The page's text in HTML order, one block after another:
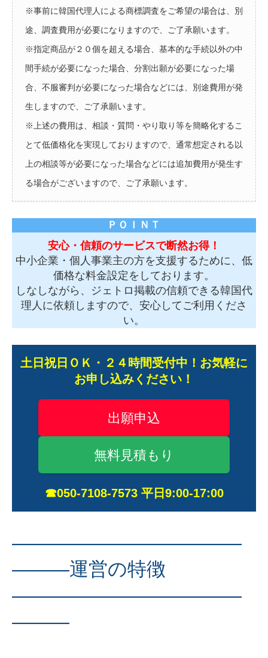
※事前に韓国代理人による商標調査をご希望の場合は、別
途、調査費用が必要になりますので、ご了承願います。
※指定商品が２０個を超える場合、基本的な手続以外の中
間手続が必要になった場合、分割出願が必要になった場
合、不服審判が必要になった場合などには、別途費用が発
生しますので、ご了承願います。
※上述の費用は、相談・質問・やり取り等を簡略化するこ
とて低価格化を実現しておりますので、通常想定される以
上の相談等が必要になった場合などには追加費用が発生す
る場合がございますので、ご了承願います。
ＰＯＩＮＴ
安心・信頼のサービスで断然お得！
中小企業・個人事業主の方を支援するために、低
価格な料金設定をしております。
しなしながら、ジェトロ掲載の信頼できる韓国代
理人に依頼しますので、安心してご利用くださ
い。
土日祝日ＯＫ・２４時間受付中！お気軽に
お申し込みください！
出願申込
無料見積もり
☎050-7108-7573 平日9:00-17:00
————————————
———運営の特徴
————————————
———